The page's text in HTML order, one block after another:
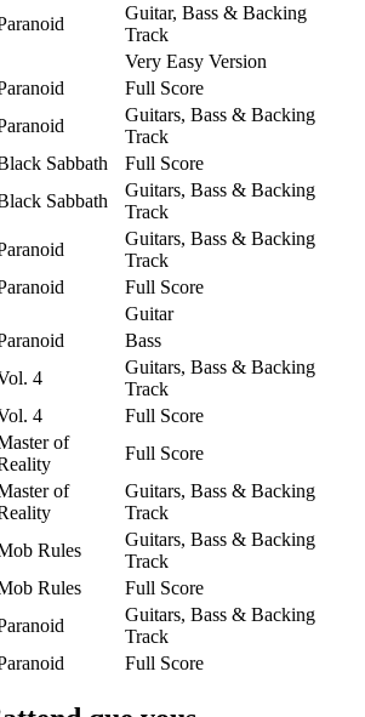
Guitar, Bass & Backing
Track
Very Easy Version
Full Score
Guitars, Bass & Backing
Track
Sabbath
Full Score
Sabbath
Guitars, Bass & Backing
Track
Guitars, Bass & Backing
Track
Full Score
Guitar
Bass
4
Guitars, Bass & Backing
Track
4
Full Score
of
Full Score
of
Guitars, Bass & Backing
Track
Rules
Guitars, Bass & Backing
Track
Rules
Full Score
Guitars, Bass & Backing
Track
Full Score